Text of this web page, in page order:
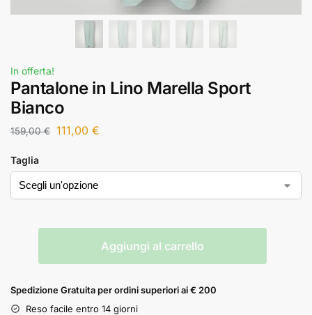
In offerta!
Pantalone in Lino Marella Sport
Bianco
159,00€ 111,00 €
Taglia
Aggiungi al carrello
Spedizione Gratuita per ordini superiori ai € 200
Reso facile entro 14 giorni